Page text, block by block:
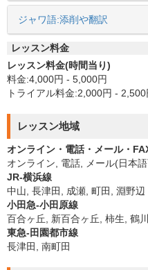
ジャワ語:添削や翻訳
レッスン料金
レッスン料金(時間当り)
料金:4,000円 - 5,000円
トライアル料金:2,000円 - 2,500
レッスン地域
オンライン・電話・メール・
オンライン, 電話, メール(日本
JR-横浜線
中山, 長津田, 成瀬, 町田, 淵野辺
小田急-小田原線
百合ヶ丘, 新百合ヶ丘, 柿生, 鶴
東急-田園都市線
長津田, 南町田